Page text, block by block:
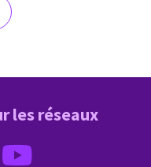
les réseaux